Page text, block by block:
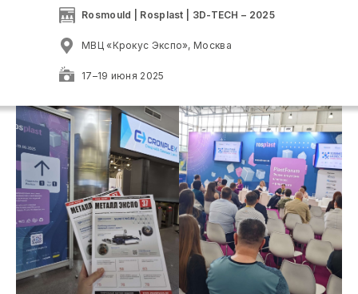
17–19 июня 2025
Rosmould | Rosplast | 3D-TECH – 2025
МВЦ «Крокус Экспо», Москва